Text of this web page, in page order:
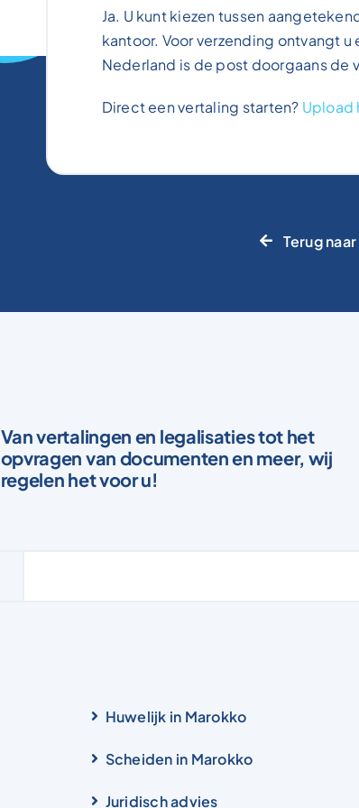
Ja. U kunt kiezen tussen
kantoor. Voor verzending ontvangt
Nederland is de post doorgaans de
Direct een vertaling starten? Upload
Terug
Van vertalingen en legalisaties tot het
opvragen van documenten en meer, wij
regelen het voor u!
Huwelijk in Marokko
Scheiden in Marokko
Juridisch advies